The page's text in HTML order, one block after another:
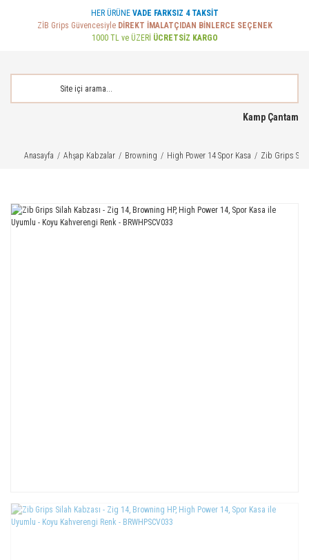
HER ÜRÜNE VADE FARKSIZ 4 TAKSİT
ZİB Grips Güvencesiyle DİREKT İMALATÇIDAN BİNLERCE SEÇENEK
1000 TL ve ÜZERİ ÜCRETSİZ KARGO
Kamp Çantam
Anasayfa Ahşap Kabzalar Browning High Power 14 Spor Kasa Zib Grips